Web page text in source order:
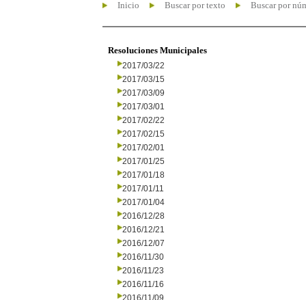
Inicio Buscar por texto Buscar por
Resoluciones Municipales
2017/03/22
2017/03/15
2017/03/09
2017/03/01
2017/02/22
2017/02/15
2017/02/01
2017/01/25
2017/01/18
2017/01/11
2017/01/04
2016/12/28
2016/12/21
2016/12/07
2016/11/30
2016/11/23
2016/11/16
2016/11/09